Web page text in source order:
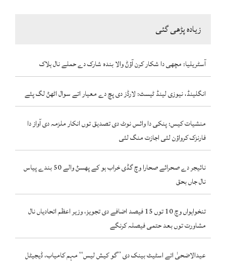
زیادہ پڑھی گئی
آسٹریلیا: مچھی دا شکار کرن آؤݨ والا بندہ شارک دے حملے نال ہلاک
انگلینڈ، نیوزی لینڈ ٹیسٹ: لارڈز دی پچ دے معیار اتے سوال اٹھݨ لگ پئے
منشیات کیس: پنکی دا وائس نوٹ دی تصدیق توں انکار ملزمہ دی آواز دا
فارنزک کرواؤن لئی اجازت منگ لئی
نائیجر دے صحرائے صحارا وچ گڈی خراب ہو کے پھسݨ والے 50 بندے پیاس
نال جاں بحق
تنخواہواں وچ 10 توں 15 فیصد اضافے دی تجویز، وزیر اعظم اتحادیاں نال
مشاورت توں بعد حتمی فیصلہ کرنگے
عیدالاضحیٰ اتے اسٹیٹ بینک دی ’’گو کیش لیس‘‘ مہم کامیاب، ڈیجیٹل